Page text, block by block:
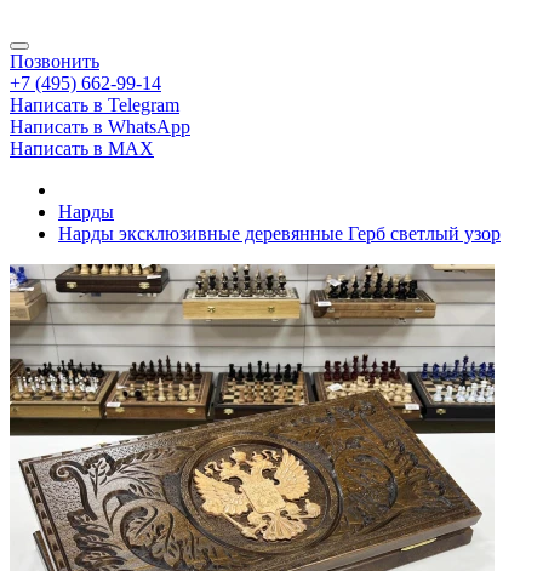
Позвонить
+7 (495) 662-99-14
Написать в Telegram
Написать в WhatsApp
Написать в MAX
Нарды
Нарды эксклюзивные деревянные Герб светлый узор